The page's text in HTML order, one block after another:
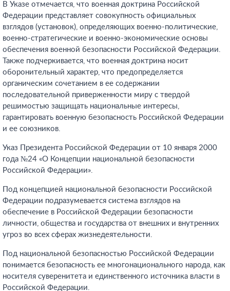
В Указе отмечается, что военная доктрина Российской
Федерации представляет совокупность официальных
взглядов (установок), определяющих военно-политические,
военно-стратегические и военно-экономические основы
обеспечения военной безопасности Российской Федерации.
Также подчеркивается, что военная доктрина носит
оборонительный характер, что предопределяется
органическим сочетанием в ее содержании
последовательной приверженности миру с твердой
решимостью защищать национальные интересы,
гарантировать военную безопасность Российской Федерации
и ее союзников.
Указ Президента Российской Федерации от 10 января 2000
года №24 «О Концепции национальной безопасности
Российской Федерации».
Под концепцией национальной безопасности Российской
Федерации подразумевается система взглядов на
обеспечение в Российской Федерации безопасности
личности, общества и государства от внешних и внутренних
угроз во всех сферах жизнедеятельности.
Под национальной безопасностью Российской Федерации
понимается безопасность ее многонационального народа, как
носителя суверенитета и единственного источника власти в
Российской Федерации.